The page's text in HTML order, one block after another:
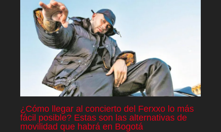
¿Cómo llegar al concierto del Ferxxo lo más
fácil posible? Estas son las alternativas de
movilidad que habrá en Bogotá